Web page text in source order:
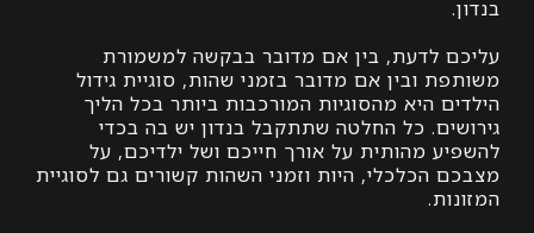
לדעת, בין אם מדובר בבקשה למשמורת
ובין אם מדובר בזמני שהות, סוגיית גידול
היא מהסוגיות המורכבות ביותר בכל הליך
כל החלטה שתתקבל בנדון יש בה בכדי
מהותית על אורך חייכם ושל ילדיכם, על
הכלכלי, היות וזמני השהות קשורים גם לסוגיית